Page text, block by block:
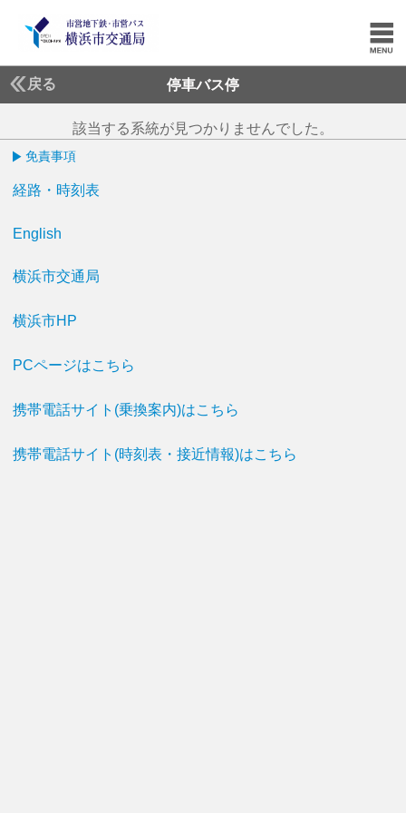
戻る 停車バス停
該当する系統が見つかりませんでした。
免責事項
経路・時刻表
English
横浜市交通局
横浜市HP
PCページはこちら
携帯電話サイト(乗換案内)はこちら
携帯電話サイト(時刻表・接近情報)はこちら